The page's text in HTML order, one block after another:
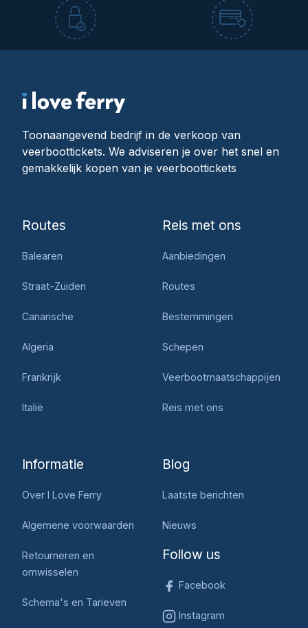
Toonaangevend bedrijf in de verkoop van
veerboottickets. We adviseren je over het snel en
gemakkelijk kopen van je veerboottickets
Routes
Balearen
Straat-Zuiden
Canarische
Algeria
Frankrijk
Italië
Reis met ons
Aanbiedingen
Routes
Bestemmingen
Schepen
Veerbootmaatschappijen
Reis met ons
Informatie
Over I Love Ferry
Algemene voorwaarden
Retourneren en
omwisselen
Schema's en Tarieven
Blog
Laatste berichten
Nieuws
Follow us
Facebook
Instagram